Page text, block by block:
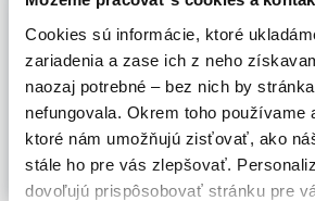
Cookies sú informácie, ktoré
zariadenia a zase ich z neho
naozaj potrebné – bez nich by
nefungovala. Okrem toho používame
ktoré nám umožňujú zisťovať, ako
stále ho pre vás zlepšovať.
dovoľujú prispôsobovať stránku pre
Friedrich Nietzsche,
V Nietzschových
slovo prostoupeno
přesto v nich
nezaměnitelný
básně nejsou
zbarvují je odstíny
viac